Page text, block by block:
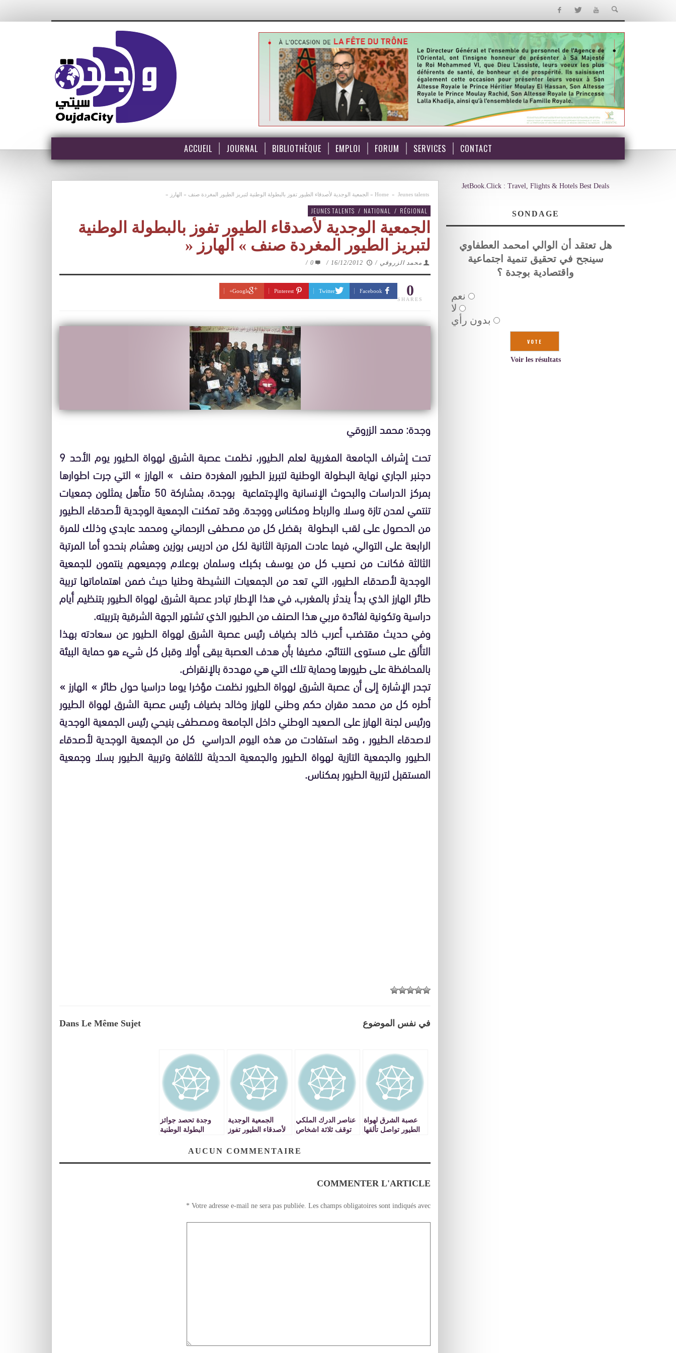
ACCUEIL JOURNAL BIBLIOTHÈQUE EMPLOI FORUM SERVICES CONTACT
Home » Jeunes talents
» الجمعية الوجدية لأصدقاء الطيور تفوز بالبطولة الوطنية لتبريز الطيور المغردة صنف » الهارز «
JEUNES TALENTS / NATIONAL / RÉGIONAL
الجمعية الوجدية لأصدقاء الطيور تفوز بالبطولة الوطنية
لتبريز الطيور المغردة صنف » الهارز «
محمد الزروقي /
16/12/2012
/
0
/
0
SHARES
Facebook
Twitter
Pinterest
Google+
وجدة: محمد الزروقي
تحت إشراف الجامعة المغربية لعلم الطيور، نظمت عصبة الشرق لهواة الطيور يوم الأحد 9
دجنبر الجاري نهاية البطولة الوطنية لتبريز الطيور المغردة صنف » الهارز » التي جرت اطوارها
بمركز الدراسات والبحوث الإنسانية والإجتماعية بوجدة، بمشاركة 50 متأهل يمثلون جمعيات
تنتمي لمدن تازة وسلا والرباط ومكناس ووجدة. وقد تمكنت الجمعية الوجدية لأصدقاء الطيور
من الحصول على لقب البطولة بقضل كل من مصطفى الرحماني ومحمد عابدي وذلك للمرة
الرابعة على التوالي، فيما عادت المرتبة الثانية لكل من ادريس بوزين وهشام بنحدو أما المرتبة
الثالثة فكانت من نصيب كل من يوسف بكبك وسلمان بوعلام وجميعهم ينتمون للجمعية
الوجدية لأصدقاء الطيور، التي تعد من الجمعيات النشيطة وطنيا حيث ضمن اهتماماتها تربية
طائر الهارز الذي بدأ يندثر بالمغرب، في هذا الإطار تبادر عصبة الشرق لهواة الطيور بتنظيم أيام
دراسية وتكونية لفائدة مربي هذا الصنف من الطيور الذي تشتهر الجهة الشرقية بتربيته.
وفي حديث مقتضب أعرب خالد بضياف رئيس عصبة الشرق لهواة الطيور عن سعادته بهذا
التألق على مستوى النتائج، مضيفا بأن هدف العصبة يبقى أولا وقبل كل شيء هو حماية البيئة
بالمحافظة على طيورها وحماية تلك التي هي مهددة بالإنقراض.
تجدر الإشارة إلى أن عصبة الشرق لهواة الطيور نظمت مؤخرا يوما دراسيا حول طائر » الهارز »
أطره كل من محمد مقران حكم وطني للهارز وخالد بضياف رئيس عصبة الشرق لهواة الطيور
ورئيس لجنة الهارز على الصعيد الوطني داخل الجامعة ومصطفى بنيحي رئيس الجمعية الوجدية
لاصدقاء الطيور ، وقد استفادت من هذه اليوم الدراسي كل من الجمعية الوجدية لأصدقاء
الطيور والجمعية التازية لهواة الطيور والجمعية الحديثة للثقافة وتربية الطيور بسلا وجمعية
المستقبل لتربية الطيور بمكناس.
Dans Le Même Sujet في نفس الموضوع
عصبة الشرق لهواة
الطيور تواصل تألقها
عناصر الدرك الملكي
توقف ثلاثة اشخاص
حسون
الجمعية الوجدية
لأصدقاء الطيور تفوز
الوطنية لتبريز الطيور
وجدة تحصد جوائز
البطولة الوطنية
المغردة صنف »AUCUN COMMENTAIRE
COMMENTER L'ARTICLE
Votre adresse e-mail ne sera pas publiée. Les champs obligatoires sont indiqués avec
*
JetBook.Click : Travel, Flights & Hotels Best Deals
SONDAGE
هل تعتقد أن الوالي امحمد العطفاوي
سينجح في تحقيق تنمية اجتماعية
واقتصادية بوجدة ؟
نعم
لا
بدون رأي
Voir les résultats